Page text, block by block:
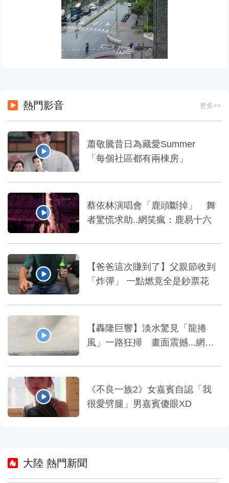
熱門影音 更多>>
蕭敬騰昔日為藏愛Summer
「每個社區都有兩棟房」
蔡依林演唱會「鹿頭斷掉」 舞
者驚慌求助..網笑瘋：鹿易十六
【爸爸這次賺到了】父親節收到
「炸彈」 一點燃竟全是鈔票花
【轟隆巨響】淡水驚見「龍捲
風」一路狂掃 畫面震撼...網
《不良一族2》女嘉賓自認「我
很愛劈腿」男嘉賓傻眼XD
大陸 熱門新聞